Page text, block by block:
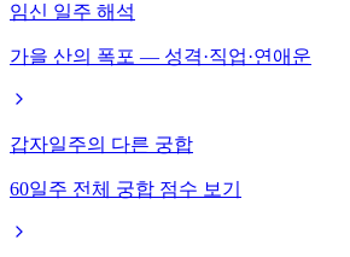
임신 일주 해석
가을 산의 폭포 — 성격·직업·연애운
갑자일주의 다른 궁합
60일주 전체 궁합 점수 보기